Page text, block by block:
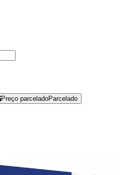
Preço parceladoParcelado